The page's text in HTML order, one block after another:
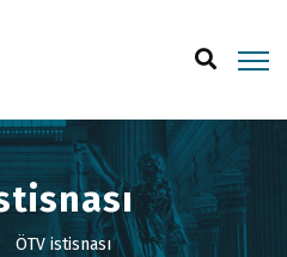
ÖTV istisnası